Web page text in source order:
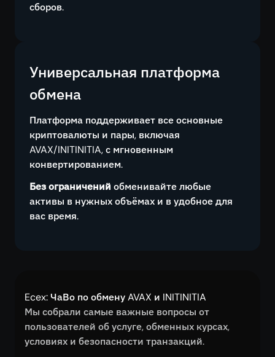
сборов.
Универсальная платформа
обмена
Платформа поддерживает все основные
криптовалюты и пары, включая
AVAX/INITINITIA, с мгновенным
конвертированием.
Без ограничений обменивайте любые
активы в нужных объёмах и в удобное для
вас время.
Ecex: ЧаВо по обмену AVAX и INITINITIA
Мы собрали самые важные вопросы от
пользователей об услуге, обменных курсах,
условиях и безопасности транзакций.